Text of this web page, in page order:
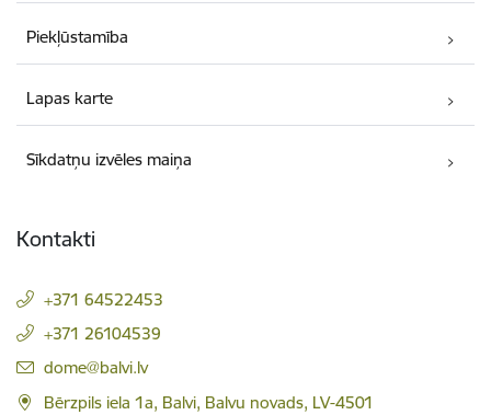
Piekļūstamība
Lapas karte
Sīkdatņu izvēles maiņa
Kontakti
+371 64522453
+371 26104539
E-pasts:
dome@balvi.lv
Bērzpils iela 1a, Balvi, Balvu novads, LV-4501